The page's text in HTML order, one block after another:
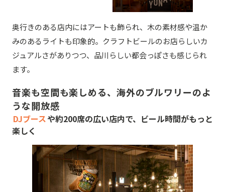
奥行きのある店内にはアートも飾られ、木の素材感や温か
みのあるライトも印象的。クラフトビールのお店らしいカ
ジュアルさがありつつ、品川らしい都会っぽさも感じられ
ます。
音楽も空間も楽しめる、海外のブルワリーのよ
うな開放感
DJブースや約200席の広い店内で、ビール時間がもっと
楽しく